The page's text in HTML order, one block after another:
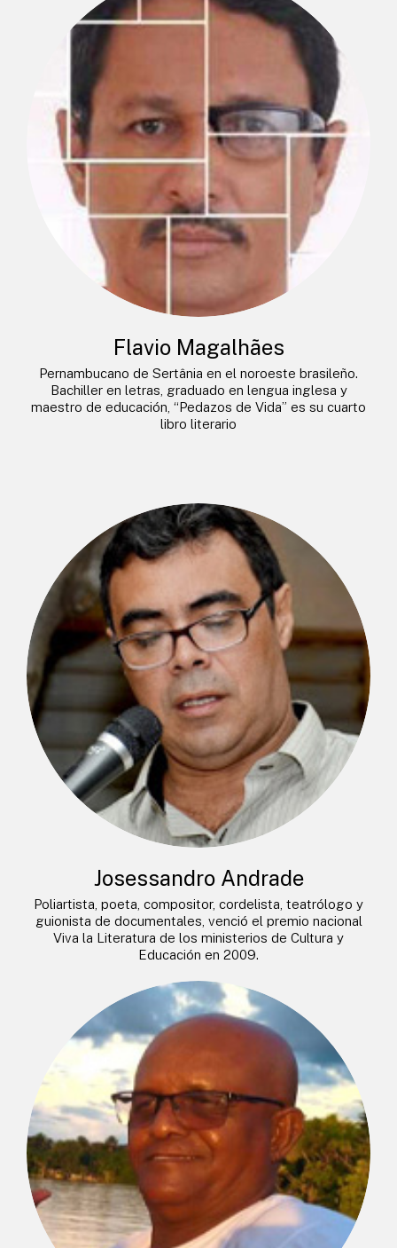
Flavio Magalhães
Pernambucano de Sertânia en el noroeste brasileño.
Bachiller en letras, graduado en lengua inglesa y
maestro de educación, “Pedazos de Vida” es su cuarto
libro literario
Josessandro Andrade
Poliartista, poeta, compositor, cordelista, teatrólogo y
guionista de documentales, venció el premio nacional
Viva la Literatura de los ministerios de Cultura y
Educación en 2009.